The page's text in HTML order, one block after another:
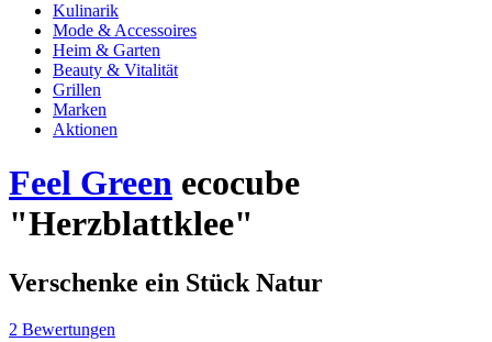
Kulinarik
Mode & Accessoires
Heim & Garten
Beauty & Vitalität
Grillen
Marken
Aktionen
Feel Green ecocube
"Herzblattklee"
Verschenke ein Stück Natur
2 Bewertungen